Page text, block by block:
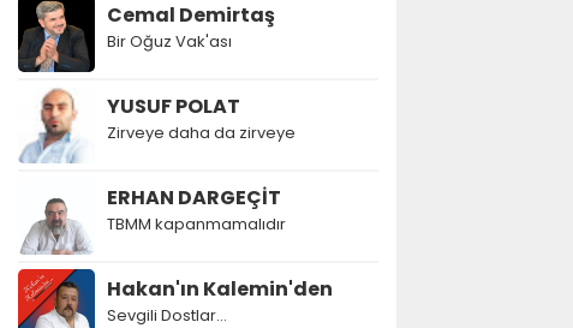
Cemal Demirtaş
Bir Oğuz Vak'ası
YUSUF POLAT
Zirveye daha da zirveye
ERHAN DARGEÇİT
TBMM kapanmamalıdır
Hakan'ın Kalemin'den
Sevgili Dostlar...